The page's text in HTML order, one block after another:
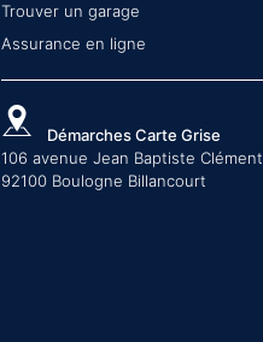
Trouver un garage
Assurance en ligne
Démarches Carte Grise
106 avenue Jean Baptiste Clément
92100 Boulogne Billancourt